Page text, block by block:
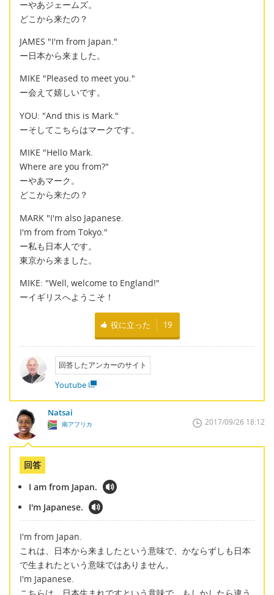
ーやあジェームズ。
どこから来たの？
JAMES "I'm from Japan."
ー日本から来ました。
MIKE "Pleased to meet you."
ー会えて嬉しいです。
YOU: "And this is Mark."
ーそしてこちらはマークです。
MIKE "Hello Mark.
Where are you from?"
ーやあマーク。
どこから来たの？
MARK "I'm also Japanese.
I'm from from Tokyo."
ー私も日本人です。
東京から来ました。
MIKE: "Well, welcome to England!"
ーイギリスへようこそ！
役に立った 19
回答したアンカーのサイト
Youtube
Natsai
南アフリカ 2017/09/26 18:12
回答
I am from Japan.
I'm Japanese.
I'm from Japan.
これは、日本から来ましたという意味で、かならずしも日本
で生まれたという意味ではありません。
I'm Japanese.